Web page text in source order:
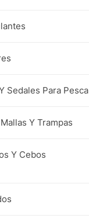
Sedales Para Pesca
Y Trampas
Y Cebos